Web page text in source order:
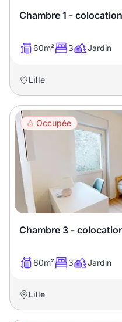
Chambre 1 -
60m² 3 Jardin
Lille
Occupée
Chambre 3 -
60m² 3 Jardin
Lille